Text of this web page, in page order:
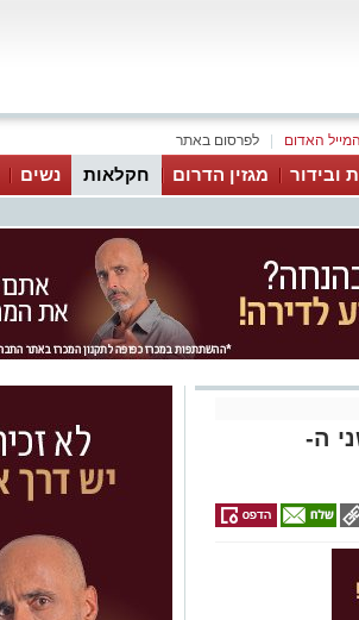
לפרסום באתר המייל האדום
ובידור מגזין הדרום חקלאות נשים
ה-